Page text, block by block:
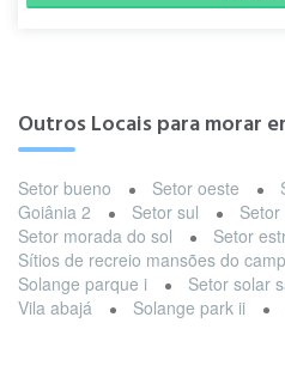
Outros Locais para morar
Setor bueno Setor oeste
Goiânia 2
Setor sul
Setor morada do sol
Setor
Sítios de recreio mansões do
Solange parque i
Setor solar
Vila abajá
Solange park ii